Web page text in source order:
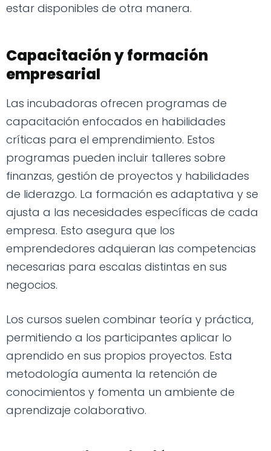
estar disponibles de otra manera.
Capacitación y formación
empresarial
Las incubadoras ofrecen programas de
capacitación enfocados en habilidades
críticas para el emprendimiento. Estos
programas pueden incluir talleres sobre
finanzas, gestión de proyectos y habilidades
de liderazgo. La formación es adaptativa y se
ajusta a las necesidades específicas de cada
empresa. Esto asegura que los
emprendedores adquieran las competencias
necesarias para escalas distintas en sus
negocios.
Los cursos suelen combinar teoría y práctica,
permitiendo a los participantes aplicar lo
aprendido en sus propios proyectos. Esta
metodología aumenta la retención de
conocimientos y fomenta un ambiente de
aprendizaje colaborativo.